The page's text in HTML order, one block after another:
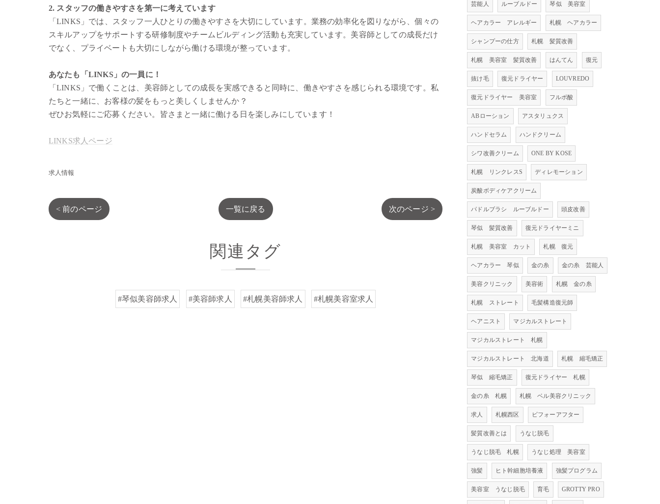
2. スタッフの働きやすさを第一に考えています
「LINKS」では、スタッフ一人ひとりの働きやすさを大切にしています。業務の効率化を図りながら、個々の
スキルアップをサポートする研修制度やチームビルディング活動も充実しています。美容師としての成長だけ
でなく、プライベートも大切にしながら働ける環境が整っています。
あなたも「LINKS」の一員に！
「LINKS」で働くことは、美容師としての成長を実感できると同時に、働きやすさを感じられる環境です。私
たちと一緒に、お客様の髪をもっと美しくしませんか？
ぜひお気軽にご応募ください。皆さまと一緒に働ける日を楽しみにしています！
LINKS求人ページ
求人情報
< 前のページ 一覧に戻る 次のページ >
関連タグ
#琴似美容師求人 #美容師求人 #札幌美容師求人 #札幌美容室求人
芸能人 ルーブルドー 琴似 美容室
ヘアカラー アレルギー 札幌 ヘアカラー
シャンプーの仕方 札幌 髪質改善
札幌 美容室 髪質改善 はんてん 復元
抜け毛 復元ドライヤー LOUVREDO
復元ドライヤー 美容室 フルボ酸
ABローション アスタリュクス
ハンドセラム ハンドクリーム
シワ改善クリーム ONE BY KOSE
札幌 リンクレスS ディレモーション
炭酸ボディケアクリーム
パドルブラシ ルーブルドー 頭皮改善
琴似 髪質改善 復元ドライヤーミニ
札幌 美容室 カット 札幌 復元
ヘアカラー 琴似 金の糸 金の糸 芸能人
美容クリニック 美容術 札幌 金の糸
札幌 ストレート 毛髪構造復元師
ヘアニスト マジカルストレート
マジカルストレート 札幌
マジカルストレート 北海道 札幌 縮毛矯正
琴似 縮毛矯正 復元ドライヤー 札幌
金の糸 札幌 札幌 ベル美容クリニック
求人 札幌西区 ビフォーアフター
髪質改善とは うなじ脱毛
うなじ脱毛 札幌 うなじ処理 美容室
強髪 ヒト幹細胞培養液 強髪プログラム
美容室 うなじ脱毛 育毛 GROTTY PRO